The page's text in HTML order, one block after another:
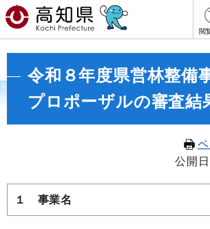
閲
令和８年度県営林整備
プロポーザルの審査結
公開
１ 事業名